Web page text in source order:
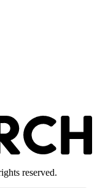
reserved.